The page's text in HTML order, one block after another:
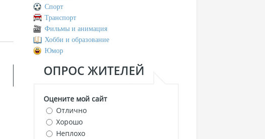
Спорт
Транспорт
Фильмы и анимация
Хобби и образование
Юмор
ОПРОС ЖИТЕЛЕЙ
Оцените мой сайт
Отлично
Хорошо
Неплохо